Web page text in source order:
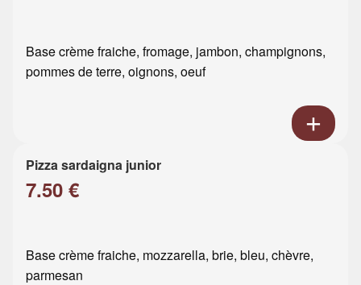
Base crème fraiche, fromage, jambon, champignons,
pommes de terre, oignons, oeuf
Pizza sardaigna junior
7.50 €
Base crème fraiche, mozzarella, brie, bleu, chèvre,
parmesan